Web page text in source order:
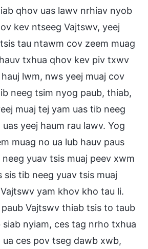
qhov uas lawv nrhiav nyob
kev ntseeg Vajtswv, yeej
tau ntawm cov zeem muag
txhua qhov kev piv txwv
lwm, nws yeej muaj cov
neeg tsim nyog paub, thiab,
muaj tej yam uas tib neeg
yeej haum rau lawv. Yog
muag no ua lub hauv paus
yuav tsis muaj peev xwm
sis tib neeg yuav tsis muaj
yam khov kho tau li.
Vajtswv thiab tsis to taub
nyiam, ces tag nrho txhua
ua ces pov tseg dawb xwb,